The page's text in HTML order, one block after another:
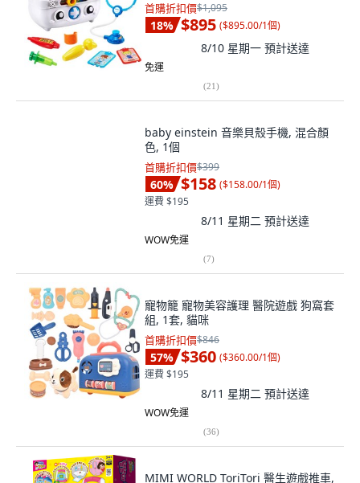
首購折扣價$1,095
18% $895 ($895.00/1個)
8/10 星期一 預計送達
免運
(21)
baby einstein 音樂貝殼手機, 混合顏
色, 1個
首購折扣價$399
60% $158 ($158.00/1個)
運費 $195
8/11 星期二 預計送達
WOW免運
(7)
寵物籠 寵物美容護理 醫院遊戲 狗窩套
組, 1套, 貓咪
首購折扣價$846
57% $360 ($360.00/1個)
運費 $195
8/11 星期二 預計送達
WOW免運
(36)
MIMI WORLD ToriTori 醫生遊戲推車,